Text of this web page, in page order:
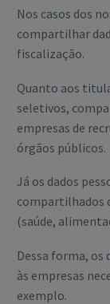
Nos casos dos
compartilhar
fiscalização.
Quanto aos
seletivos,
empresas de
órgãos públicos.
Já os dados
compartilhados
(saúde,
Dessa forma,
às empresas
exemplo.